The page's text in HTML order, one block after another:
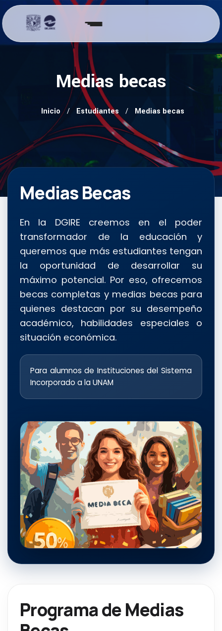
Medias becas
Inicio Estudiantes Medias becas
Medias Becas
En la DGIRE creemos en el poder
transformador de la educación y
queremos que más estudiantes tengan
la oportunidad de desarrollar su
máximo potencial. Por eso, ofrecemos
becas completas y medias becas para
quienes destacan por su desempeño
académico, habilidades especiales o
situación económica.
Para alumnos de Instituciones del Sistema
Incorporado a la UNAM
Programa de Medias